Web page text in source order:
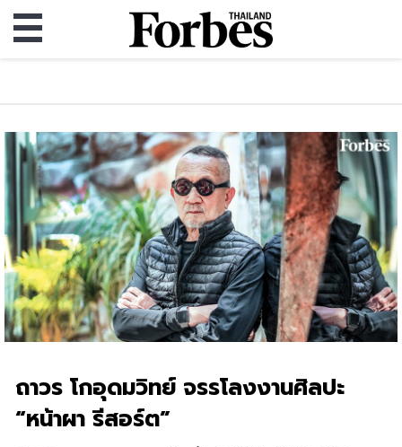
ถาวร โกอุดมวิทย์ จรรโลงงานศิลปะ
“หน้าผา รีสอร์ต”